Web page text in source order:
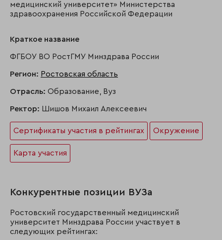
медицинский университет» Министерства
здравоохранения Российской Федерации
Краткое название
ФГБОУ ВО РостГМУ Минздрава России
Регион: Ростовская область
Отрасль: Образование, Вуз
Ректор: Шишов Михаил Алексеевич
Сертификаты участия в рейтингах Окружение
Карта участия
Конкурентные позиции ВУЗа
Ростовский государственный медицинский
университет Минздрава России участвует в
следующих рейтингах: